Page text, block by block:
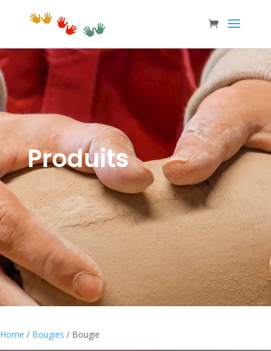
Produits
Home / Bougies / Bougie